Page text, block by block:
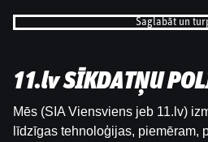
Saglabāt un
11.lv SĪKDATŅU
Mēs (SIA Viensviens jeb 11.lv)
līdzīgas tehnoloģijas, piemēram,